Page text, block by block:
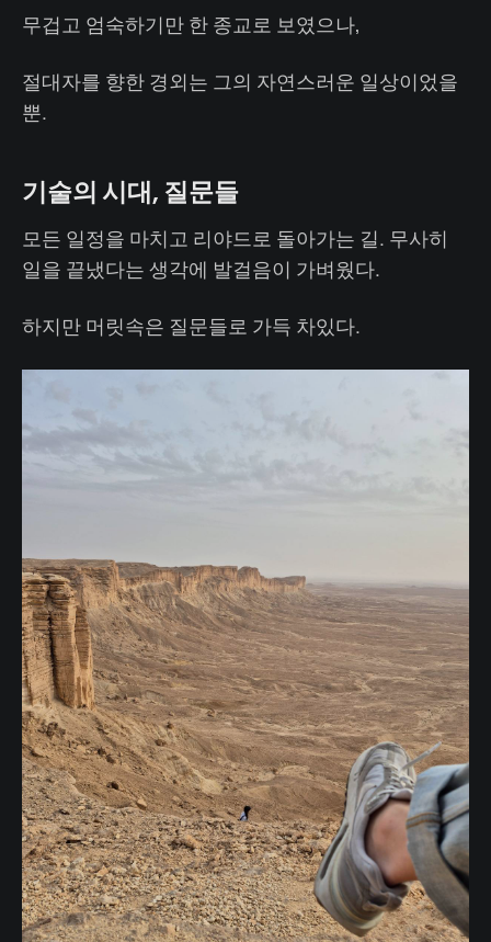
무겁고 엄숙하기만 한 종교로 보였으나,
절대자를 향한 경외는 그의 자연스러운 일상이었을
뿐.
기술의 시대, 질문들
모든 일정을 마치고 리야드로 돌아가는 길. 무사히
일을 끝냈다는 생각에 발걸음이 가벼웠다.
하지만 머릿속은 질문들로 가득 차있다.